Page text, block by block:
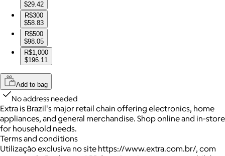
$29.42
R$300
$58.83
R$500
$98.05
R$1,000
$196.11
Add to bag
No address needed
Extra is Brazil's major retail chain offering electronics, home
appliances, and general merchandise. Shop online and in-store
for household needs.
Terms and conditions
Utilização exclusiva no site https://www.extra.com.br/, com